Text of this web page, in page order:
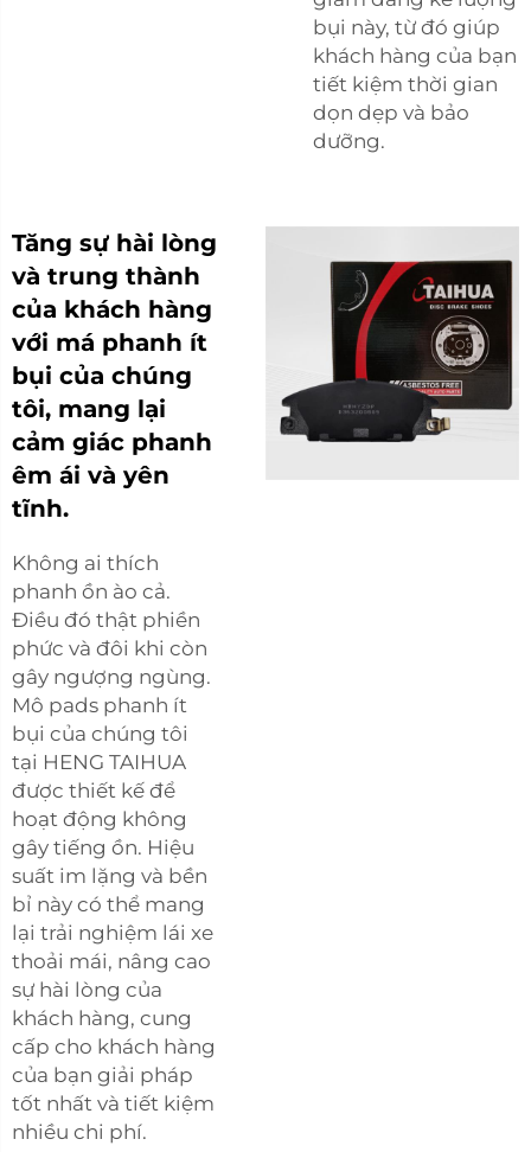
bụi này, từ đó giúp
khách hàng của bạn
tiết kiệm thời gian
dọn dẹp và bảo
dưỡng.
Tăng sự hài lòng
và trung thành
của khách hàng
với má phanh ít
bụi của chúng
tôi, mang lại
cảm giác phanh
êm ái và yên
tĩnh.
Không ai thích
phanh ồn ào cả.
Điều đó thật phiền
phức và đôi khi còn
gây ngượng ngùng.
Mô pads phanh ít
bụi của chúng tôi
tại HENG TAIHUA
được thiết kế để
hoạt động không
gây tiếng ồn. Hiệu
suất im lặng và bền
bỉ này có thể mang
lại trải nghiệm lái xe
thoải mái, nâng cao
sự hài lòng của
khách hàng, cung
cấp cho khách hàng
của bạn giải pháp
tốt nhất và tiết kiệm
nhiều chi phí.